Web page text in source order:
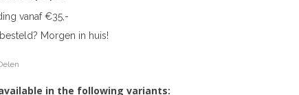
vanaf €35,-
Morgen in huis!
in the following variants: